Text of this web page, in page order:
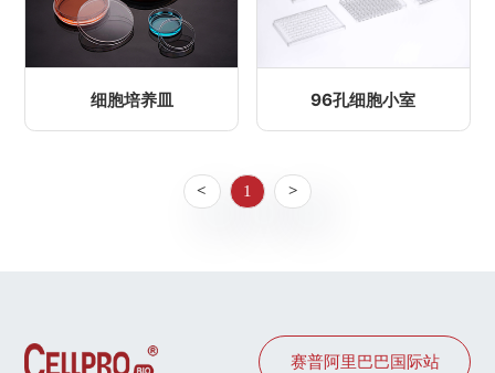
细胞培养皿 96孔细胞小室
< 1 >
赛普阿里巴巴国际站